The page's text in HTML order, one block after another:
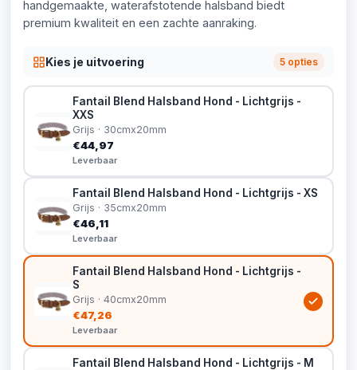
handgemaakte, waterafstotende halsband biedt
premium kwaliteit en een zachte aanraking.
Kies je uitvoering 5 opties
Fantail Blend Halsband Hond - Lichtgrijs -
XXS
Grijs · 30cmx20mm
€44,97
Leverbaar
Fantail Blend Halsband Hond - Lichtgrijs - XS
Grijs · 35cmx20mm
€46,11
Leverbaar
Fantail Blend Halsband Hond - Lichtgrijs -
S
Grijs · 40cmx20mm
€47,26
Leverbaar
Fantail Blend Halsband Hond - Lichtgrijs - M